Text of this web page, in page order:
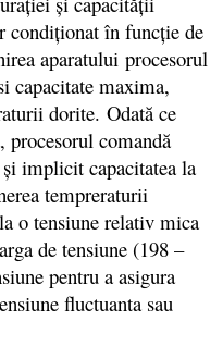
condiționat în funcție de
aparatului procesorul
capacitate maxima,
dorite. Odată ce
procesorul comandă
implicit capacitatea la
tempreraturii
o tensiune relativ mica
de tensiune (198 –
pentru a asigura
fluctuanta sau